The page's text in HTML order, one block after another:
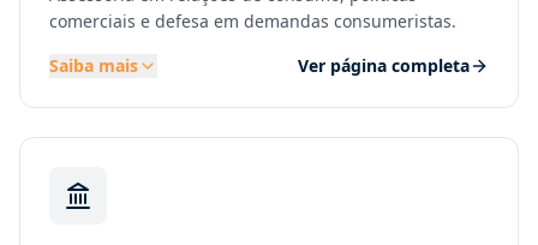
comerciais e defesa em demandas consumeristas.
Saiba mais
Ver página completa